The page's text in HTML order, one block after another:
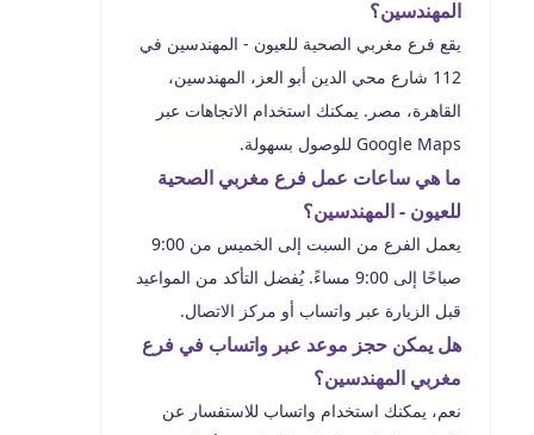
المهندسين؟
يقع فرع مغربي الصحية للعيون - المهندسين في
112 شارع محي الدين أبو العز، المهندسين،
القاهرة، مصر. يمكنك استخدام الاتجاهات عبر
Google Maps للوصول بسهولة.
ما هي ساعات عمل فرع مغربي الصحية
للعيون - المهندسين؟
يعمل الفرع من السبت إلى الخميس من 9:00
صباحًا إلى 9:00 مساءً. يُفضل التأكد من المواعيد
قبل الزيارة عبر واتساب أو مركز الاتصال.
هل يمكن حجز موعد عبر واتساب في فرع
مغربي المهندسين؟
نعم، يمكنك استخدام واتساب للاستفسار عن